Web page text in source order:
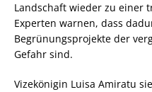
Landschaft wieder zu einer
Experten warnen, dass
Begrünungsprojekte der
Gefahr sind.
Vizekönigin Luisa Amiratu